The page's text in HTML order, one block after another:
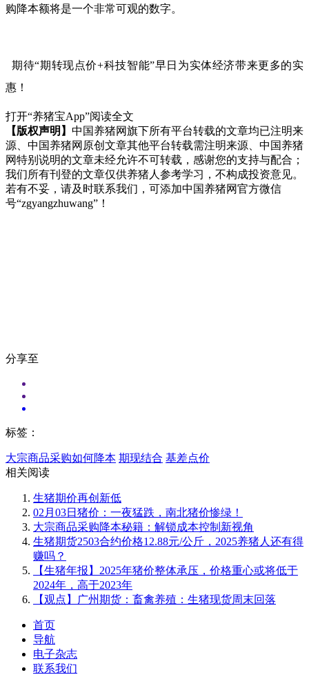
购降本额将是一个非常可观的数字。
期待“期转现点价+科技智能”早日为实体经济带来更多的实
惠！
打开“养猪宝App”阅读全文
【版权声明】 中国养猪网旗下所有平台转载的文章均已注明来
源、中国养猪网原创文章其他平台转载需注明来源、中国养猪
网特别说明的文章未经允许不可转载，感谢您的支持与配合；
我们所有刊登的文章仅供养猪人参考学习，不构成投资意见。
若有不妥，请及时联系我们，可添加中国养猪网官方微信
号“zgyangzhuwang”！
分享至
标签：
大宗商品采购如何降本 期现结合 基差点价
相关阅读
生猪期价再创新低
02月03日猪价：一夜猛跌，南北猪价惨绿！
大宗商品采购降本秘籍：解锁成本控制新视角
生猪期货2503合约价格12.88元/公斤，2025养猪人还有得
赚吗？
【生猪年报】2025年猪价整体承压，价格重心或将低于
2024年，高于2023年
【观点】广州期货：畜禽养殖：生猪现货周末回落
首页
导航
电子杂志
联系我们